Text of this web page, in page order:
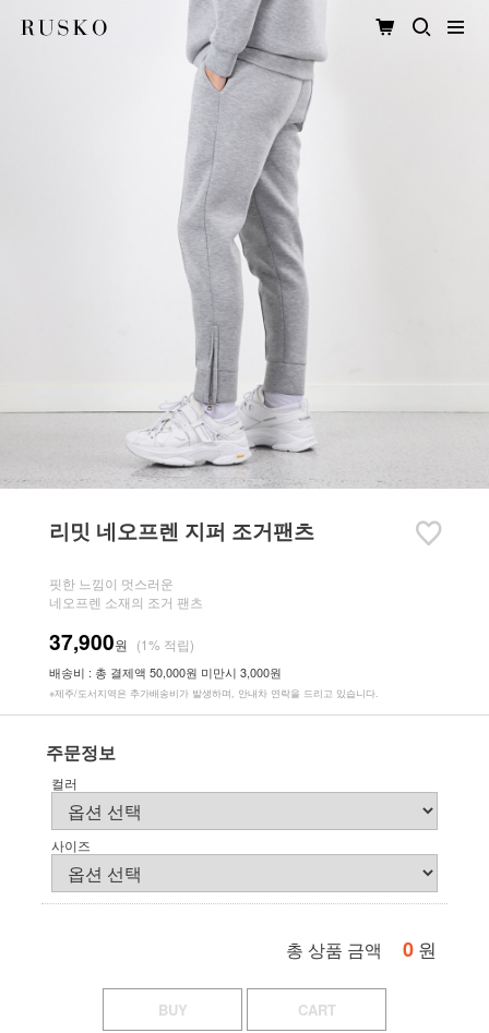
리밋 네오프렌 지퍼 조거팬츠
핏한 느낌이 멋스러운
네오프렌 소재의 조거 팬츠
37,900원 (1% 적립)
배송비 : 총 결제액 50,000원 미만시 3,000원
※제주/도서지역은 추가배송비가 발생하며, 안내차 연락을 드리고 있습니다.
주문정보
컬러
사이즈
총 상품 금액 0 원
BUY CART